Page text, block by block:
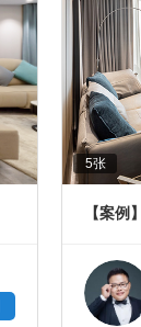
5张
【案例】